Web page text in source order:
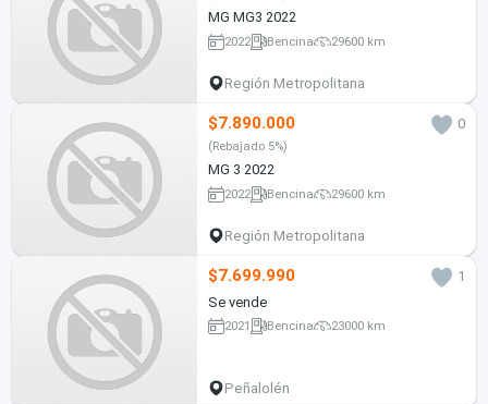
MG MG3 2022
2022 Bencina 29600 km
Región Metropolitana
$7.890.000 0
(Rebajado 5%)
MG 3 2022
2022 Bencina 29600 km
Región Metropolitana
$7.699.990
1
Se vende
2021 Bencina 23000 km
Peñalolén